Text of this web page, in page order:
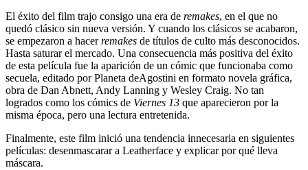
El éxito del film trajo consigo una era de remakes, en el que no
quedó clásico sin nueva versión. Y cuando los clásicos se acabaron,
se empezaron a hacerremakes de títulos de culto más desconocidos.
Hasta saturar el mercado. Una consecuencia más positiva del éxito
de esta película fue la aparición de un cómic que funcionaba como
secuela, editado por Planeta deAgostini en formato novela gráfica,
obra de Dan Abnett, Andy Lanning y Wesley Craig. No tan
logrados como los cómics de Viernes 13 que aparecieron por la
misma época, pero una lectura entretenida.
Finalmente, este film inició una tendencia innecesaria en siguientes
películas: desenmascarar a Leatherface y explicar por qué lleva
máscara.